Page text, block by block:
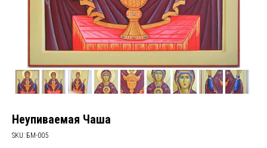
Неупиваемая Чаша
SKU: БМ-005